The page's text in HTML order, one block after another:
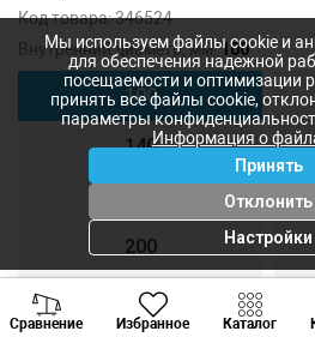
Код товара:346524
Внутренний диаметр, мм:100
100
140
200
230
Сравнение Избранное Каталог
Мы используем файлы cookie и
для обеспечения надежной
посещаемости и оптимизации
принять все файлы cookie,
параметры
Информация о
Принять
Отклонить
Настройки